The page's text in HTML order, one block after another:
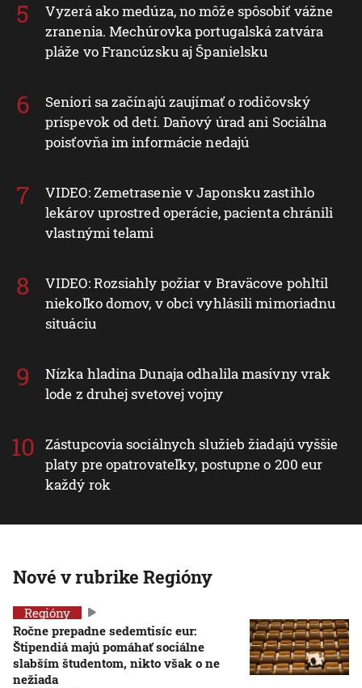
Vyzerá ako medúza, no môže spôsobiť vážne
zranenia. Mechúrovka portugalská zatvára
pláže vo Francúzsku aj Španielsku
Seniori sa začínajú zaujímať o rodičovský
príspevok od detí. Daňový úrad ani Sociálna
poisťovňa im informácie nedajú
VIDEO: Zemetrasenie v Japonsku zastihlo
lekárov uprostred operácie, pacienta chránili
vlastnými telami
VIDEO: Rozsiahly požiar v Braväcove pohltil
niekoľko domov, v obci vyhlásili mimoriadnu
situáciu
Nízka hladina Dunaja odhalila masívny vrak
lode z druhej svetovej vojny
Zástupcovia sociálnych služieb žiadajú vyššie
platy pre opatrovateľky, postupne o 200 eur
každý rok
Nové v rubrike Regióny
Regióny
Ročne prepadne sedemtisíc eur:
Štipendiá majú pomáhať sociálne
slabším študentom, nikto však o ne
nežiada